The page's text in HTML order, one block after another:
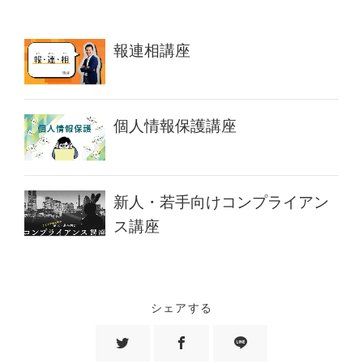
報連相講座
個人情報保護講座
新人・若手向けコンプライアン
ス講座
シェアする